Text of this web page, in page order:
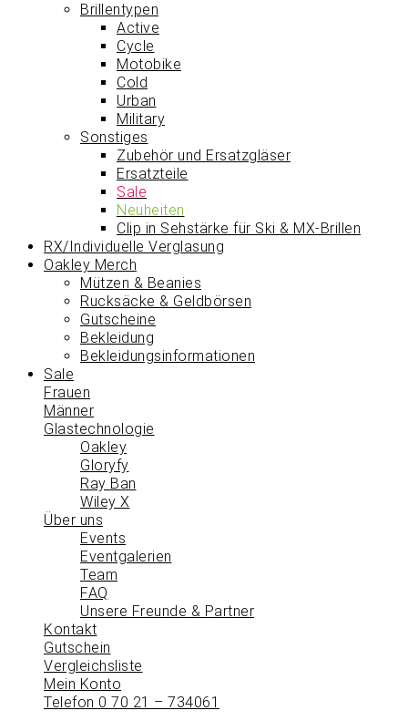
Brillentypen
Active
Cycle
Motobike
Cold
Urban
Military
Sonstiges
Zubehör und Ersatzgläser
Ersatzteile
Sale
Neuheiten
Clip in Sehstärke für Ski & MX-Brillen
RX/Individuelle Verglasung
Oakley Merch
Mützen & Beanies
Rucksäcke & Geldbörsen
Gutscheine
Bekleidung
Bekleidungsinformationen
Sale
Frauen
Männer
Glastechnologie
Oakley
Gloryfy
Ray Ban
Wiley X
Über uns
Events
Eventgalerien
Team
FAQ
Unsere Freunde & Partner
Kontakt
Gutschein
Vergleichsliste
Mein Konto
Telefon 0 70 21 – 734061